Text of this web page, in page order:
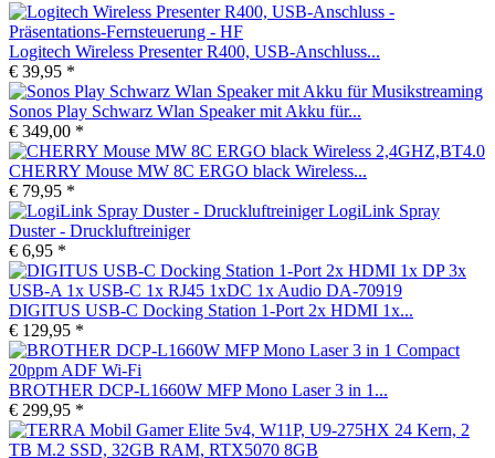
Logitech Wireless Presenter R400, USB-Anschluss...
€ 39,95 *
Sonos Play Schwarz Wlan Speaker mit Akku für...
€ 349,00 *
CHERRY Mouse MW 8C ERGO black Wireless...
€ 79,95 *
LogiLink Spray
Duster - Druckluftreiniger
€ 6,95 *
DIGITUS USB-C Docking Station 1-Port 2x HDMI 1x...
€ 129,95 *
BROTHER DCP-L1660W MFP Mono Laser 3 in 1...
€ 299,95 *